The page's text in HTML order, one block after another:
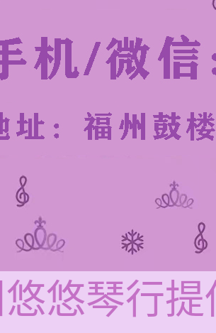
悠琴行